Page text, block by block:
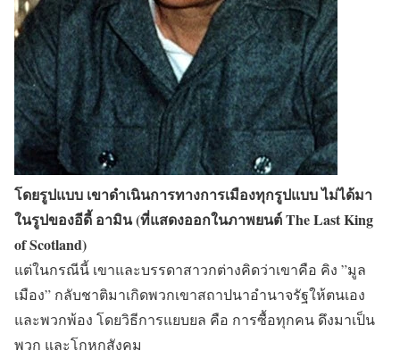
โดยรูปแบบ เขาดำเนินการทางการเมืองทุกรูปแบบ ไม่ได้มา
ในรูปของอีดี้ อามิน (ที่แสดงออกในภาพยนต์ The Last King
of Scotland)
แต่ในกรณีนี้ เขาและบรรดาสาวกต่างคิดว่าเขาคือ คิง ”มูล
เมือง” กลับชาติมาเกิดพวกเขาสถาปนาอำนาจรัฐให้ตนเอง
และพวกพ้อง โดยวิธีการแยบยล คือ การซื้อทุกคน ดึงมาเป็น
พวก และโกหกสังคม